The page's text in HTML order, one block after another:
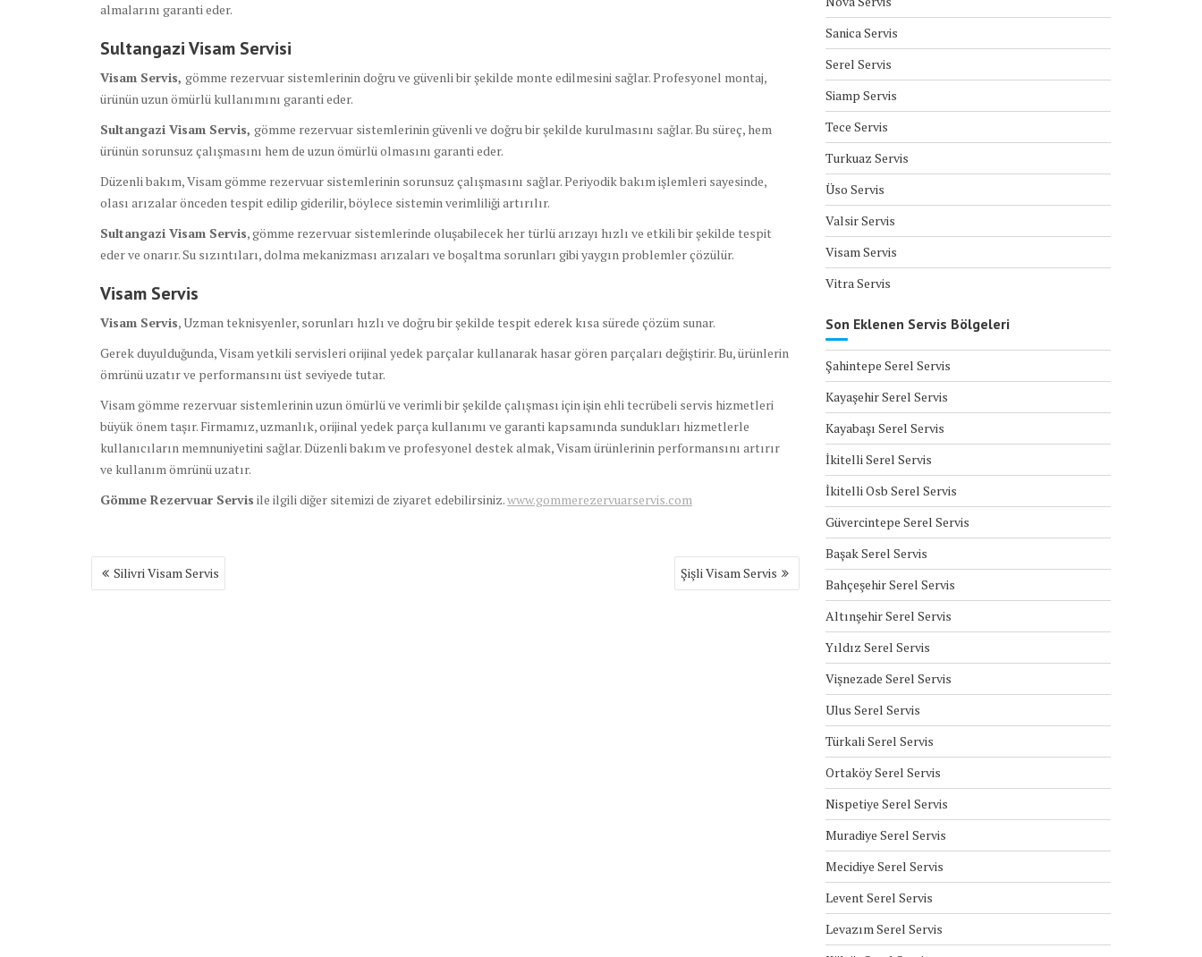
almalarını garanti eder.
Sultangazi Visam Servisi
Visam Servis, gömme rezervuar sistemlerinin doğru ve güvenli bir şekilde monte edilmesini sağlar. Profesyonel montaj,
ürünün uzun ömürlü kullanımını garanti eder.
Sultangazi Visam Servis, gömme rezervuar sistemlerinin güvenli ve doğru bir şekilde kurulmasını sağlar. Bu süreç, hem
ürünün sorunsuz çalışmasını hem de uzun ömürlü olmasını garanti eder.
Düzenli bakım, Visam gömme rezervuar sistemlerinin sorunsuz çalışmasını sağlar. Periyodik bakım işlemleri sayesinde,
olası arızalar önceden tespit edilip giderilir, böylece sistemin verimliliği artırılır.
Sultangazi Visam Servis, gömme rezervuar sistemlerinde oluşabilecek her türlü arızayı hızlı ve etkili bir şekilde tespit
eder ve onarır. Su sızıntıları, dolma mekanizması arızaları ve boşaltma sorunları gibi yaygın problemler çözülür.
Visam Servis
Visam Servis, Uzman teknisyenler, sorunları hızlı ve doğru bir şekilde tespit ederek kısa sürede çözüm sunar.
Gerek duyulduğunda, Visam yetkili servisleri orijinal yedek parçalar kullanarak hasar gören parçaları değiştirir. Bu, ürünlerin
ömrünü uzatır ve performansını üst seviyede tutar.
Visam gömme rezervuar sistemlerinin uzun ömürlü ve verimli bir şekilde çalışması için işin ehli tecrübeli servis hizmetleri
büyük önem taşır. Firmamız, uzmanlık, orijinal yedek parça kullanımı ve garanti kapsamında sundukları hizmetlerle
kullanıcıların memnuniyetini sağlar. Düzenli bakım ve profesyonel destek almak, Visam ürünlerinin performansını artırır
ve kullanım ömrünü uzatır.
Gömme Rezervuar Servis ile ilgili diğer sitemizi de ziyaret edebilirsiniz.www.gommerezervuarservis.com
Yazı
gezinmesi
Silivri Visam Servis Şişli Visam Servis
Sanica Servis
Serel Servis
Siamp Servis
Tece Servis
Turkuaz Servis
Üso Servis
Valsir Servis
Visam Servis
Vitra Servis
Son Eklenen Servis Bölgeleri
Şahintepe Serel Servis
Kayaşehir Serel Servis
Kayabaşı Serel Servis
İkitelli Serel Servis
İkitelli Osb Serel Servis
Güvercintepe Serel Servis
Başak Serel Servis
Bahçeşehir Serel Servis
Altınşehir Serel Servis
Yıldız Serel Servis
Vişnezade Serel Servis
Ulus Serel Servis
Türkali Serel Servis
Ortaköy Serel Servis
Nispetiye Serel Servis
Muradiye Serel Servis
Mecidiye Serel Servis
Levent Serel Servis
Levazım Serel Servis